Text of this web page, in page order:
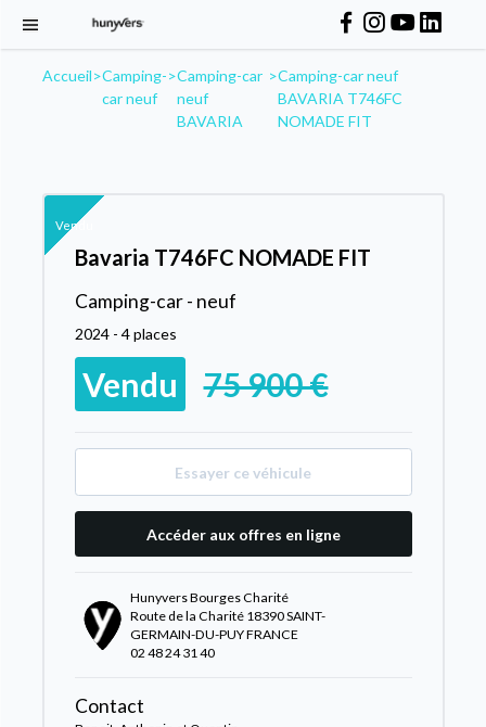
Accueil>Camping-
car neuf
>Camping-car
neuf
BAVARIA
>Camping-car neuf
BAVARIA T746FC
NOMADE FIT
Vendu
Bavaria T746FC NOMADE FIT
Camping-car - neuf
2024 - 4 places
Vendu 75 900 €
Essayer ce véhicule
Accéder aux offres en ligne
Hunyvers Bourges Charité
Route de la Charité 18390 SAINT-
GERMAIN-DU-PUY FRANCE
02 48 24 31 40
Contact